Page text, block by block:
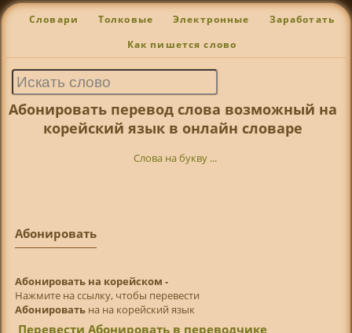
Словари Толковые Электронные Заработать
Как пишется слово
Абонировать перевод слова возможный на
корейский язык в онлайн словаре
Слова на букву ...
Абонировать
Абонировать на корейском -
Нажмите на ссылку, чтобы перевести
Абонироватьна на корейский язык
Перевести Абонировать в переводчике